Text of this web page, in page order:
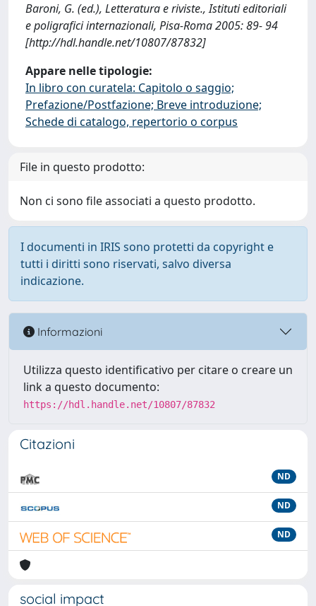
Baroni, G. (ed.), Letteratura e riviste., Istituti editoriali
e poligrafici internazionali, Pisa-Roma 2005: 89- 94
[http://hdl.handle.net/10807/87832]
Appare nelle tipologie:
In libro con curatela: Capitolo o saggio;
Prefazione/Postfazione; Breve introduzione;
Schede di catalogo, repertorio o corpus
File in questo prodotto:
Non ci sono file associati a questo prodotto.
I documenti in IRIS sono protetti da copyright e
tutti i diritti sono riservati, salvo diversa
indicazione.
Informazioni
Utilizza questo identificativo per citare o creare un
link a questo documento:
https://hdl.handle.net/10807/87832
Citazioni
ND
ND
ND
social impact